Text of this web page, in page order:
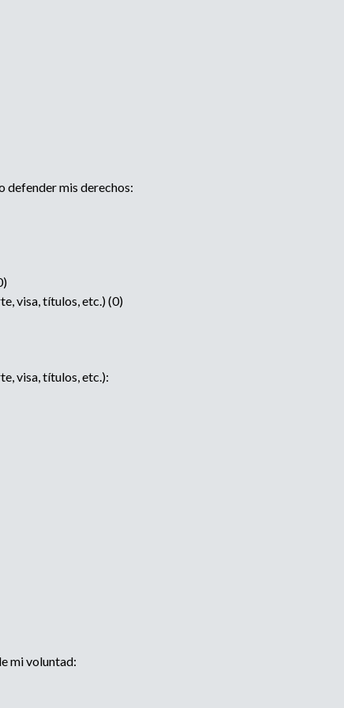
defender mis derechos:
visa, títulos, etc.) (0)
visa, títulos, etc.):
mi voluntad: